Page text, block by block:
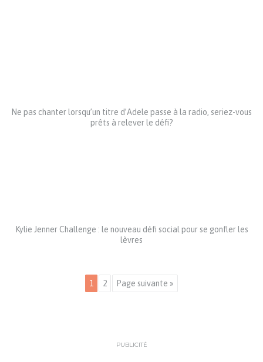
Ne pas chanter lorsqu’un titre d’Adele passe à la radio, seriez-vous
prêts à relever le défi?
Kylie Jenner Challenge : le nouveau défi social pour se gonfler les
lèvres
1 2 Page suivante »
PUBLICITÉ